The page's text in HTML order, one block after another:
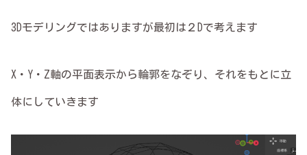
3Dモデリングではありますが最初は２Dで考えます
X・Y・Z軸の平面表示から輪郭をなぞり、それをもとに立
体にしていきます